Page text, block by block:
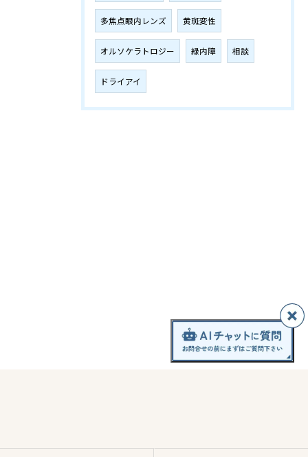
多焦点眼内レンズ 黄斑変性
オルソケラトロジー 緑内障 相談
ドライアイ